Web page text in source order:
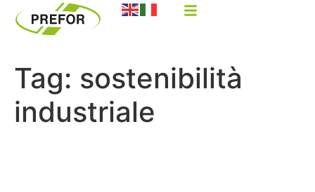
Tag: sostenibilità
industriale